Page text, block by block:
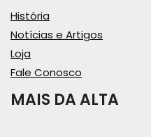
História
Notícias e Artigos
Loja
Fale Conosco
MAIS DA ALTA